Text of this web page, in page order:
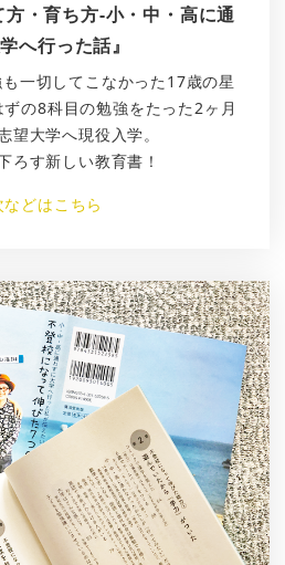
方・育ち方-小・中・高に通
へ行った話』
一切してこなかった17歳の星
の8科目の勉強をたった2ヶ月
望大学へ現役入学。
ろす新しい教育書！
などはこちら